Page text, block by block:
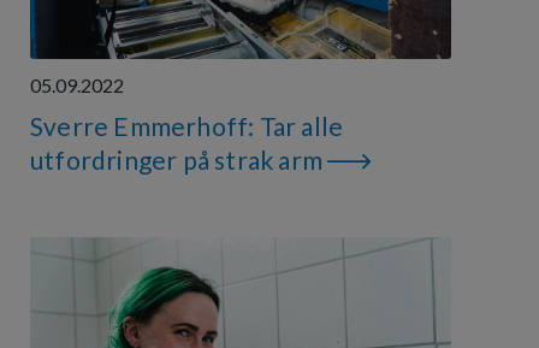
05.09.2022
Sverre Emmerhoff: Tar alle
utfordringer på strak arm